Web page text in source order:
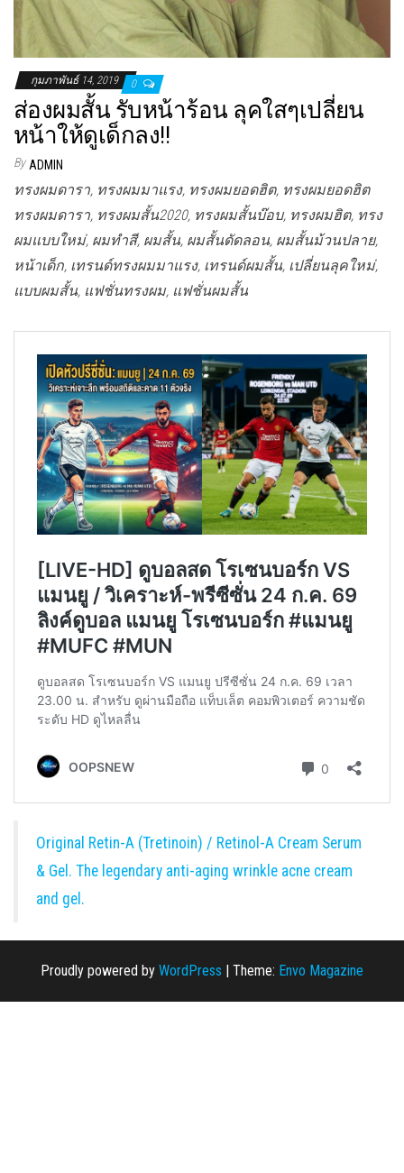
กุมภาพันธ์ 14, 2019 0
ส่องผมสั้น รับหน้าร้อน ลุคใสๆเปลี่ยน
หน้าให้ดูเด็กลง!!
By ADMIN
ทรงผมดารา, ทรงผมมาแรง, ทรงผมยอดฮิต, ทรงผมยอดฮิต
ทรงผมดารา, ทรงผมสั้น2020, ทรงผมสั้นบ๊อบ, ทรงผมฮิต, ทรง
ผมแบบใหม่, ผมทำสี, ผมสั้น, ผมสั้นดัดลอน, ผมสั้นม้วนปลาย,
หน้าเด็ก, เทรนด์ทรงผมมาแรง, เทรนด์ผมสั้น, เปลี่ยนลุคใหม่,
แบบผมสั้น, แฟชั่นทรงผม, แฟชั่นผมสั้น
Original Retin-A (Tretinoin) / Retinol-A Cream Serum
& Gel. The legendary anti-aging wrinkle acne cream
and gel.
Proudly powered by WordPress Theme: Envo Magazine